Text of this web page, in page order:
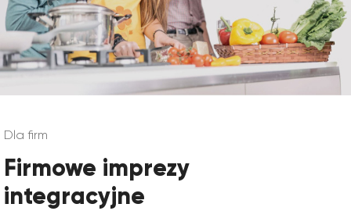
Dla firm
Firmowe imprezy
integracyjne